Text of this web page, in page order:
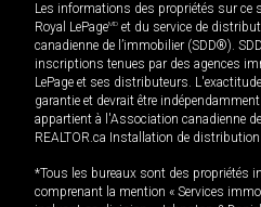
Les informations des propriétés sur ce
Royal LePageMD et du service de
canadienne de l’immobilier (SDD®).
inscriptions tenues par des agences
LePage et ses distributeurs.
garantie et devrait être
appartient à l'Association canadienne
REALTOR.ca Installation de
*Tous les bureaux sont des propriétés
comprenant la mention « Services